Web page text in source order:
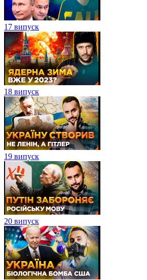
17 випуск
18 випуск
19 випуск
20 випуск